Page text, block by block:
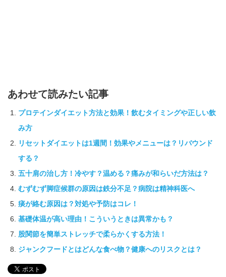
あわせて読みたい記事
プロテインダイエット方法と効果！飲むタイミングや正しい飲
み方
リセットダイエットは1週間！効果やメニューは？リバウンド
する？
五十肩の治し方！冷やす？温める？痛みが和らいだ方法は？
むずむず脚症候群の原因は鉄分不足？病院は精神科医へ
痰が絡む原因は？対処や予防はコレ！
基礎体温が高い理由！こういうときは異常かも？
股関節を簡単ストレッチで柔らかくする方法！
ジャンクフードとはどんな食べ物？健康へのリスクとは？